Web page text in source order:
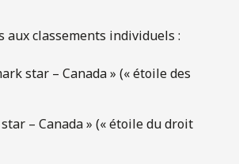
classements individuels :
star – Canada » (« étoile des
– Canada » (« étoile du droit